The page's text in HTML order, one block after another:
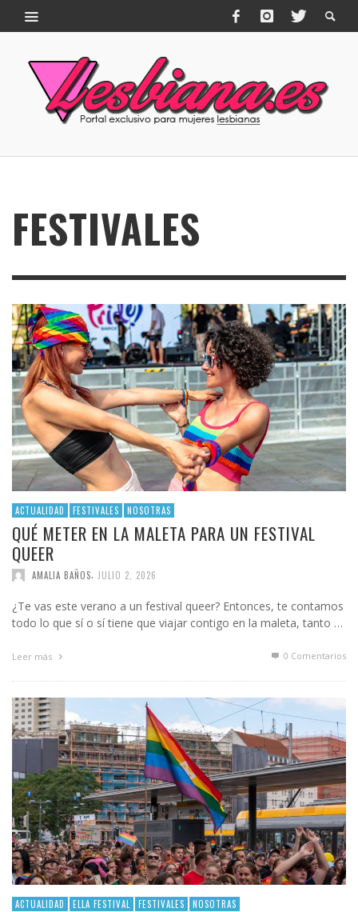
FESTIVALES
ACTUALIDAD FESTIVALES NOSOTRAS
QUÉ METER EN LA MALETA PARA UN FESTIVAL
QUEER
AMALIA BAÑOS JULIO 2, 2026
¿Te vas este verano a un festival queer? Entonces, te contamos
todo lo que sí o sí tiene que viajar contigo en la maleta, tanto …
Leer más 0 Comentarios
ACTUALIDAD ELLA FESTIVAL FESTIVALES NOSOTRAS